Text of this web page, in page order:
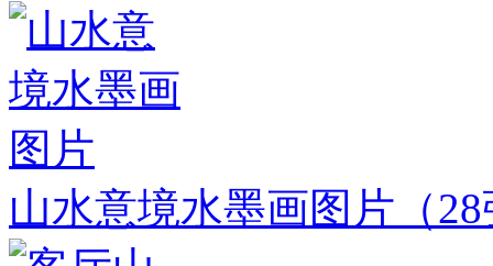
山水意境水墨画图片 （